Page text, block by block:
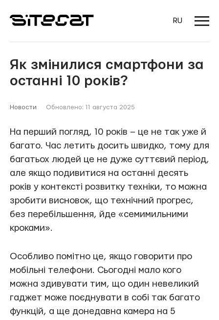
RU
Як змінилися смартфони за
останні 10 років?
Новости Обновлено: 11 августа 2025
На перший погляд, 10 років – це не так уже й
багато. Час летить досить швидко, тому для
багатьох людей це не дуже суттєвий період,
але якщо подивитися на останні десять
років у контексті розвитку техніки, то можна
зробити висновок, що технічний прогрес,
без перебільшення, йде «семимильними
кроками».
Особливо помітно це, якщо говорити про
мобільні телефони. Сьогодні мало кого
можна здивувати тим, що один невеликий
гаджет може поєднувати в собі так багато
функцій, а ще донедавна камера на 5